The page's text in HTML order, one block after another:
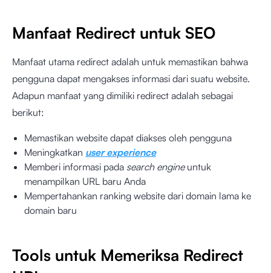
Manfaat Redirect untuk SEO
Manfaat utama redirect adalah untuk memastikan bahwa
pengguna dapat mengakses informasi dari suatu website.
Adapun manfaat yang dimiliki redirect adalah sebagai
berikut:
Memastikan website dapat diakses oleh pengguna
Meningkatkan user experience
Memberi informasi pada search engineuntuk
menampilkan URL baru Anda
Mempertahankan ranking website dari domain lama ke
domain baru
Tools untuk Memeriksa Redirect